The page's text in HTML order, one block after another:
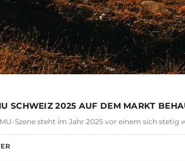
SCHWEIZ 2025 AUF DEM MARKT
Szene steht im Jahr 2025 vor einem sich